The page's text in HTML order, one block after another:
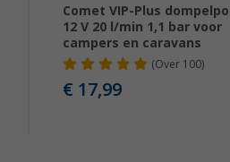
Comet VIP-Plus
12 V 20 l/min 1,1 bar voor
campers en caravans
(Over 100)
€ 17,99